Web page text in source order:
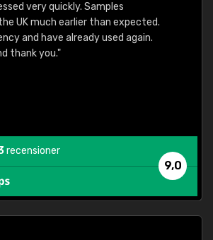
very quickly. Samples
UK much earlier than expected.
and have already used again.
thank you."
9,0
recensioner